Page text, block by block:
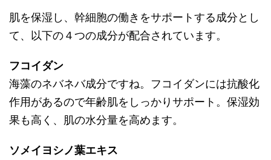
肌を保湿し、幹細胞の働きをサポートする成分とし
て、以下の４つの成分が配合されています。
フコイダン
海藻のネバネバ成分ですね。フコイダンには抗酸化
作用があるので年齢肌をしっかりサポート。保湿効
果も高く、肌の水分量を高めます。
ソメイヨシノ葉エキス